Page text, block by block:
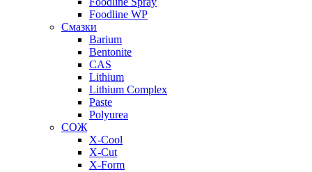
Foodline WP
Смазки
Barium
Bentonite
CAS
Lithium
Lithium Complex
Paste
Polyurea
СОЖ
X-Cool
X-Cut
X-Form